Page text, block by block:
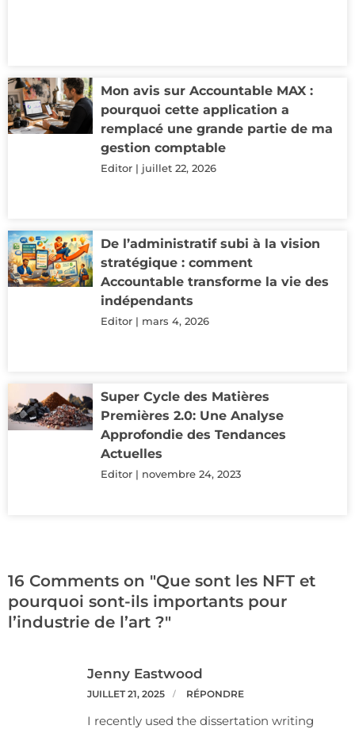
Mon avis sur Accountable MAX :
pourquoi cette application a
remplacé une grande partie de ma
gestion comptable
Editor juillet 22, 2026
De l’administratif subi à la vision
stratégique : comment
Accountable transforme la vie des
indépendants
Editor mars 4, 2026
Super Cycle des Matières
Premières 2.0: Une Analyse
Approfondie des Tendances
Actuelles
Editor novembre 24, 2023
16 Comments on "Que sont les NFT et
pourquoi sont-ils importants pour
l’industrie de l’art ?"
Jenny Eastwood
JUILLET 21, 2025 RÉPONDRE
I recently used the dissertation writing